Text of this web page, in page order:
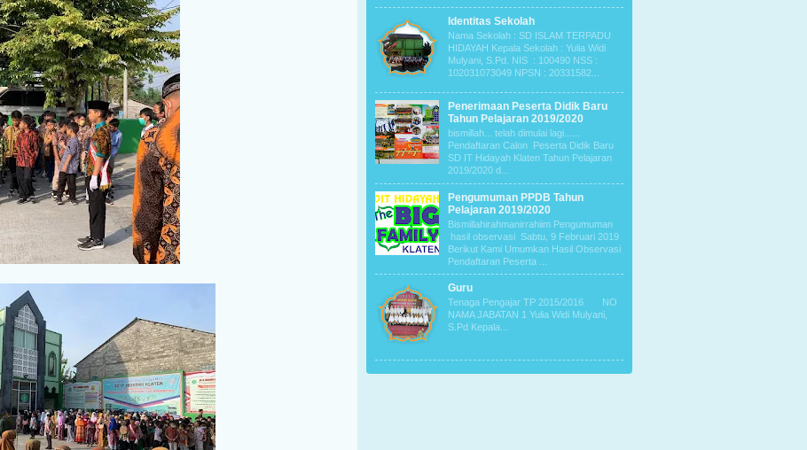
Identitas Sekolah
Nama Sekolah : SD ISLAM TERPADU
HIDAYAH Kepala Sekolah : Yulia Widi
Mulyani, S.Pd. NIS : 100490 NSS :
102031073049 NPSN : 20331582...
Penerimaan Peserta Didik Baru
Tahun Pelajaran 2019/2020
bismillah... telah dimulai lagi......
Pendaftaran Calon Peserta Didik Baru
SD IT Hidayah Klaten Tahun Pelajaran
2019/2020 d...
Pengumuman PPDB Tahun
Pelajaran 2019/2020
Bismillahirahmanirrahiim Pengumuman
hasil observasi Sabtu, 9 Februari 2019
Berikut Kami Umumkan Hasil Observasi
Pendaftaran Peserta ...
Guru
Tenaga Pengajar TP 2015/2016 NO
NAMA JABATAN 1 Yulia Widi Mulyani,
S.Pd Kepala...